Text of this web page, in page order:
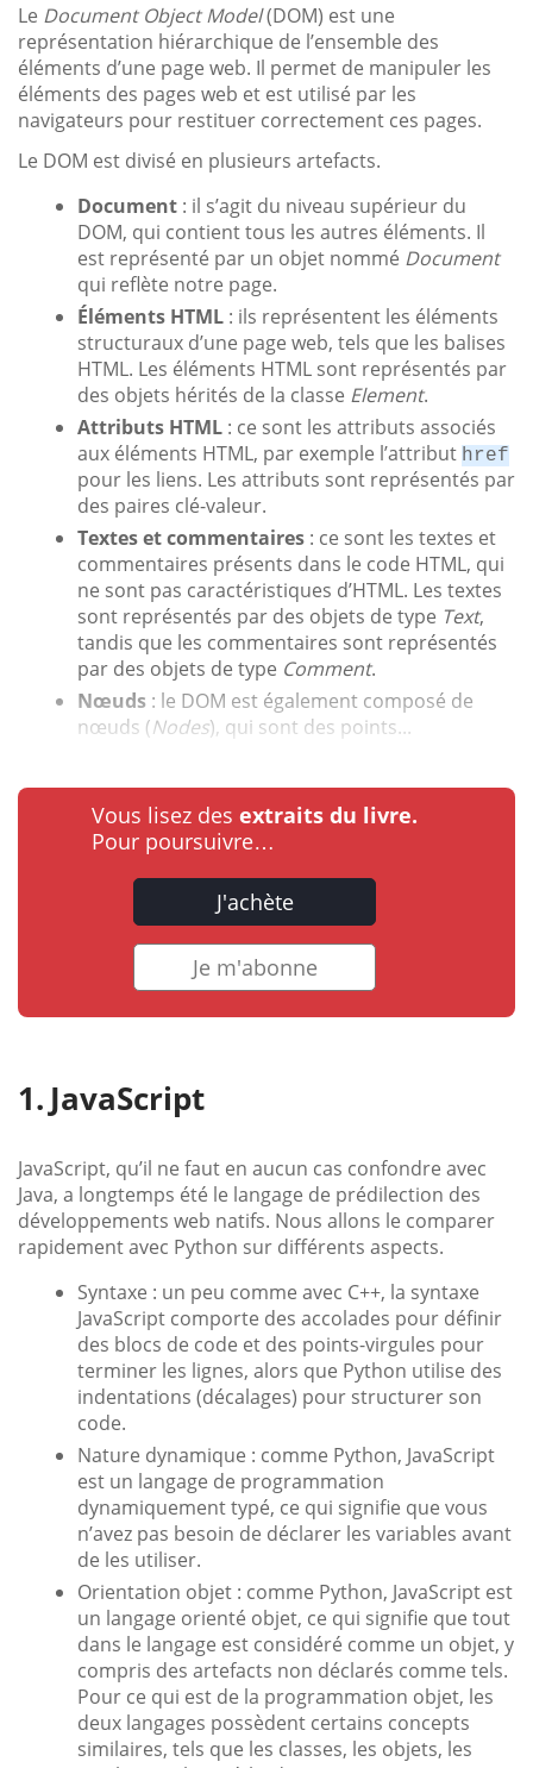
Le Document Object Model(DOM) est une
représentation hiérarchique de l’ensemble des
éléments d’une page web. Il permet de manipuler les
éléments des pages web et est utilisé par les
navigateurs pour restituer correctement ces pages.
Le DOM est divisé en plusieurs artefacts.
Document : il s’agit du niveau supérieur du
DOM, qui contient tous les autres éléments. Il
est représenté par un objet nommé Document
qui reflète notre page.
Éléments HTML : ils représentent les éléments
structuraux d’une page web, tels que les balises
HTML. Les éléments HTML sont représentés par
des objets hérités de la classe Element.
Attributs HTML : ce sont les attributs associés
aux éléments HTML, par exemple l’attribut href
pour les liens. Les attributs sont représentés par
des paires clé-valeur.
Textes et commentaires : ce sont les textes et
commentaires présents dans le code HTML, qui
ne sont pas caractéristiques d’HTML. Les textes
sont représentés par des objets de type Text,
tandis que les commentaires sont représentés
par des objets de type Comment.
Nœuds : le DOM est également composé de
nœuds (Nodes), qui sont des points...
Vous lisez des extraits du livre.
Pour poursuivre…
J'achète
Je m'abonne
JavaScript
JavaScript, qu’il ne faut en aucun cas confondre avec
Java, a longtemps été le langage de prédilection des
développements web natifs. Nous allons le comparer
rapidement avec Python sur différents aspects.
Syntaxe : un peu comme avec C++, la syntaxe
JavaScript comporte des accolades pour définir
des blocs de code et des points-virgules pour
terminer les lignes, alors que Python utilise des
indentations (décalages) pour structurer son
code.
Nature dynamique : comme Python, JavaScript
est un langage de programmation
dynamiquement typé, ce qui signifie que vous
n’avez pas besoin de déclarer les variables avant
de les utiliser.
Orientation objet : comme Python, JavaScript est
un langage orienté objet, ce qui signifie que tout
dans le langage est considéré comme un objet, y
compris des artefacts non déclarés comme tels.
Pour ce qui est de la programmation objet, les
deux langages possèdent certains concepts
similaires, tels que les classes, les objets, les